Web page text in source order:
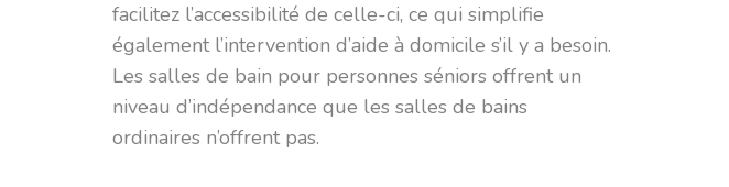
facilitez l’accessibilité de celle-ci, ce qui simplifie
également l’intervention d’aide à domicile s’il y a besoin.
Les salles de bain pour personnes séniors offrent un
niveau d’indépendance que les salles de bains
ordinaires n’offrent pas.